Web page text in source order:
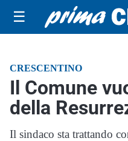
☰
CRESCENTINO
Il Comune
della
Il sindaco sta trattando